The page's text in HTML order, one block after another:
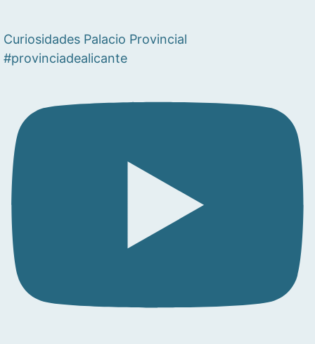
Curiosidades Palacio Provincial
#provinciadealicante